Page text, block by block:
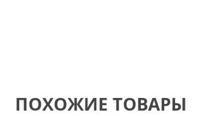
ПОХОЖИЕ ТОВАРЫ